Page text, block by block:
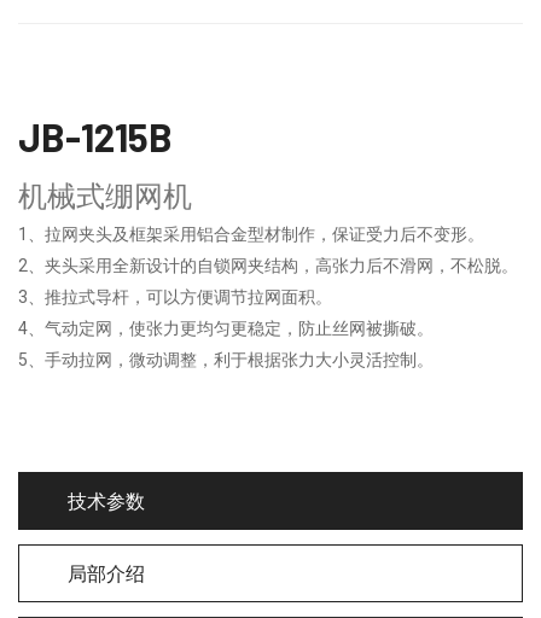
JB-1215B
机械式绷网机
1、拉网夹头及框架采用铝合金型材制作，保证受力后不变形。
2、夹头采用全新设计的自锁网夹结构，高张力后不滑网，不松脱。
3、推拉式导杆，可以方便调节拉网面积。
4、气动定网，使张力更均匀更稳定，防止丝网被撕破。
5、手动拉网，微动调整，利于根据张力大小灵活控制。
技术参数
局部介绍